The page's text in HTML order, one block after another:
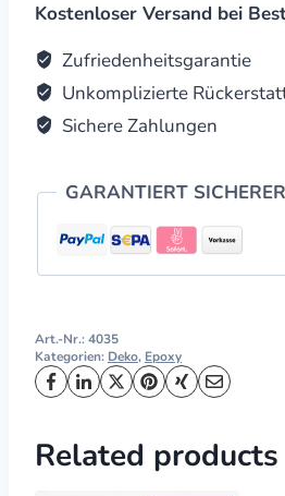
Kostenloser Versand bei
Zufriedenheitsgarantie
Unkomplizierte
Sichere Zahlungen
GARANTIERT
Art.-Nr.:4035
Kategorien: Deko, Epoxy
Related products